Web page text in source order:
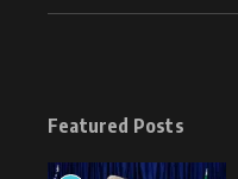
Featured Posts